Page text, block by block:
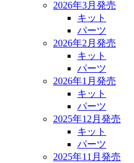
2026年3月発売
キット
パーツ
2026年2月発売
キット
パーツ
2026年1月発売
キット
パーツ
2025年12月発売
キット
パーツ
2025年11月発売